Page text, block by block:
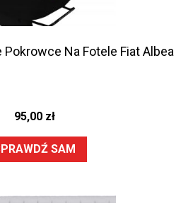
Na Fotele Fiat Albea
95,00 zł
SAM